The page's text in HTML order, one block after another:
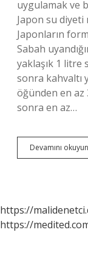
uygulamak ve
Japon su diyeti
Japonların
Sabah
yaklaşık 1 litre
sonra kahvaltı
öğünden en az
sonra en az…
Devamını okuyun
https://
https://